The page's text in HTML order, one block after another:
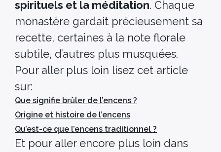
spirituels et la méditation. Chaque
monastère gardait précieusement sa
recette, certaines à la note florale
subtile, d’autres plus musquées.
Pour aller plus loin lisez cet article
sur:
Que signifie brûler de l’encens ?
Origine et histoire de l’encens
Qu’est-ce que l’encens traditionnel ?
Et pour aller encore plus loin dans